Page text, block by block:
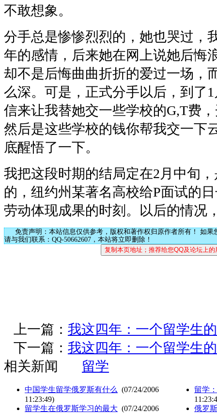
不敢想象。
分手总是惨惨烈烈的，她也哭过，
年的感情，后来她在网上说她后悔
却不是后悔曲曲折折的爱过一场，
么深。可是，正式分手以后，到了
信来让我替她交一些学校的G,T费
然后是这些学校的钱你帮我交一下
底醒悟了一下。
我把这段时期的结局定在2月中旬
的，纽约州某著名高校给P面试的
劳动体现成果的时刻。以后的情况
免责声明：本站信息仅供参考，版权和著作权归原作者所有！ 如果
请与我们联系：QQ-50662607，本站将立即删除！
上一篇： 我这四年：一个留学生
下一篇： 我这四年：一个留学生
相关新闻
留学
中国学生留学俄罗斯有什么 (07/24/2006
11:23:49)
留学生在俄罗斯学习的最大 (07/24/2006
留学
俄罗